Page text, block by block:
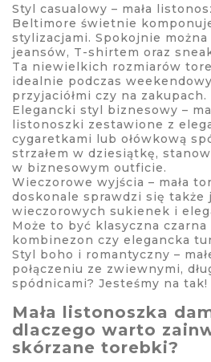
Styl casualowy – mała
Beltimore świetnie
stylizacjami. Spokojnie
jeansów, T-shirtem oraz
Ta niewielkich rozmiarów
idealnie podczas
przyjaciółmi czy na zakupach.
Elegancki styl biznesowy –
listonoszki zestawione z
cygaretkami lub ołówkową
strzałem w dziesiątkę,
w biznesowym outficie.
Wieczorowe wyjścia – mała
doskonale sprawdzi się także
wieczorowych sukienek i
Może to być klasyczna
kombinezon czy elegancka
Styl boho i romantyczny –
połączeniu ze zwiewnymi,
spódnicami? Jesteśmy na tak!
Mała listonoszka
dlaczego warto
skórzane torebki?